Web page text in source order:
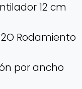
12 cm
Rodamiento
por ancho